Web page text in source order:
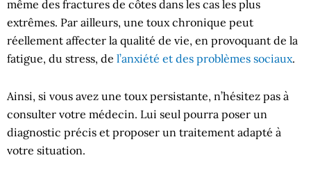
même des fractures de côtes dans les cas les plus
extrêmes. Par ailleurs, une toux chronique peut
réellement affecter la qualité de vie, en provoquant de la
fatigue, du stress, de l’anxiété et des problèmes sociaux.
Ainsi, si vous avez une toux persistante, n’hésitez pas à
consulter votre médecin. Lui seul pourra poser un
diagnostic précis et proposer un traitement adapté à
votre situation.